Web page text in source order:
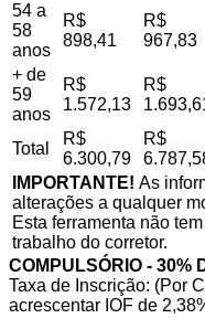
54 a
58
anos
R$
898,41
R$
967,83
+ de
59
anos
R$
1.572,13
R$
Total
R$
6.300,79
R$
IMPORTANTE! As
alterações a qualquer
Esta ferramenta não
trabalho do corretor.
COMPULSÓRIO - 30%
Taxa de Inscrição: (Por
acrescentar IOF de